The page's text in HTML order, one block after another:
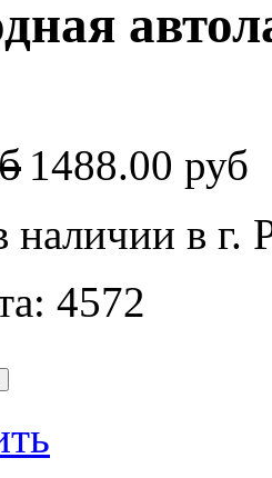
1488.00 руб
наличии в г.
4572